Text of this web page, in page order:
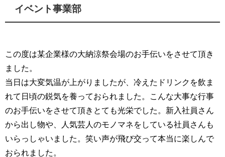
イベント事業部
この度は某企業様の大納涼祭会場のお手伝いをさせて頂き
ました。
当日は大変気温が上がりましたが、冷えたドリンクを飲ま
れて日頃の鋭気を養っておられました。こんな大事な行事
のお手伝いをさせて頂きとても光栄でした。新入社員さん
から出し物や、人気芸人のモノマネをしている社員さんも
いらっしゃいました。笑い声が飛び交って本当に楽しんで
おられました。